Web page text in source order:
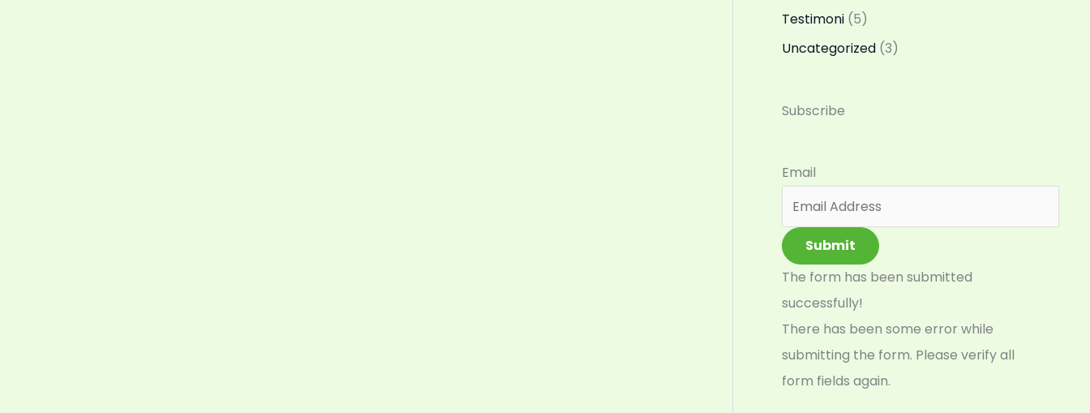
Testimoni (5)
Uncategorized (3)
Subscribe
Email
Submit
The form has been submitted
successfully!
There has been some error while
submitting the form. Please verify all
form fields again.